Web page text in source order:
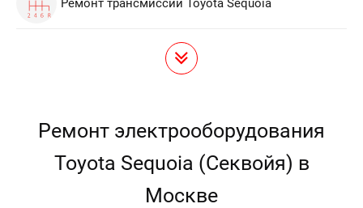
Ремонт трансмиссии Toyota Sequoia
Ремонт электрооборудования
Toyota Sequoia (Секвойя) в
Москве